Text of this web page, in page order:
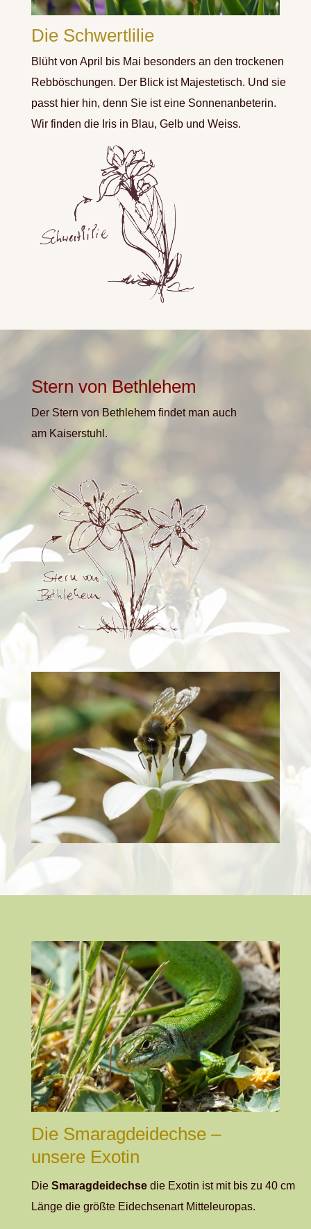
Die Schwertlilie
Blüht von April bis Mai besonders an den trockenen
Rebböschungen. Der Blick ist Majestetisch. Und sie
passt hier hin, denn Sie ist eine Sonnenanbeterin.
Wir finden die Iris in Blau, Gelb und Weiss.
Stern von Bethlehem
Der Stern von Bethlehem findet man auch
am Kaiserstuhl.
Die Smaragdeidechse –
unsere Exotin
Die Smaragdeidechsedie Exotin ist mit bis zu 40 cm
Länge die größte Eidechsenart Mitteleuropas.